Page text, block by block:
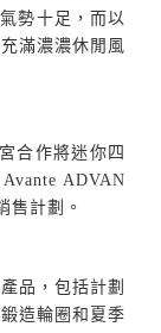
勢十足，而以
充滿濃濃休閒風
合作將迷你四
ADVAN
售計劃。
品，包括計劃
鍛造輪圈和夏季